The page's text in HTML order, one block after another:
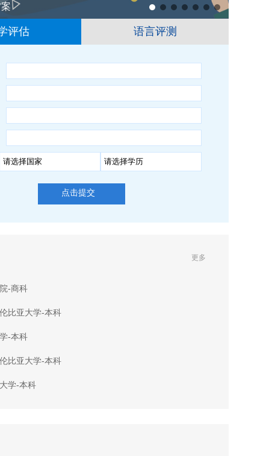
1 2
评估 语言评测
点击提交
更多
-商科
比亚大学-本科
-本科
比亚大学-本科
学-本科